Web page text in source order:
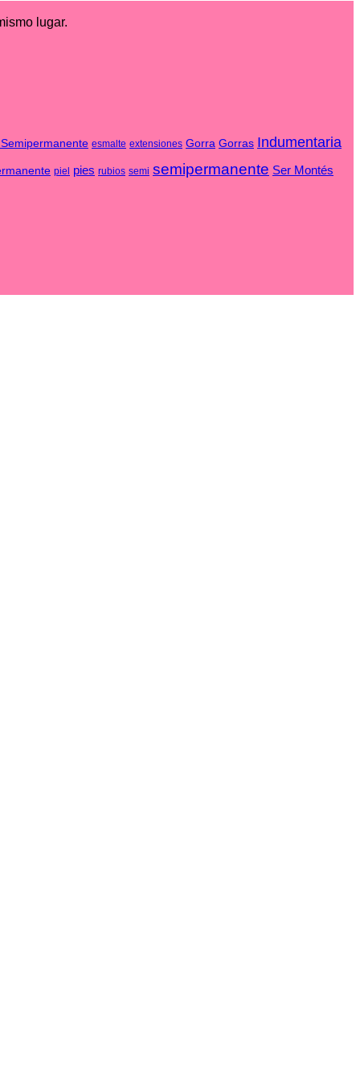
lugar.
esmalte extensiones Gorra Gorras Indumentaria
piel pies rubios semi semipermanente Ser Montés